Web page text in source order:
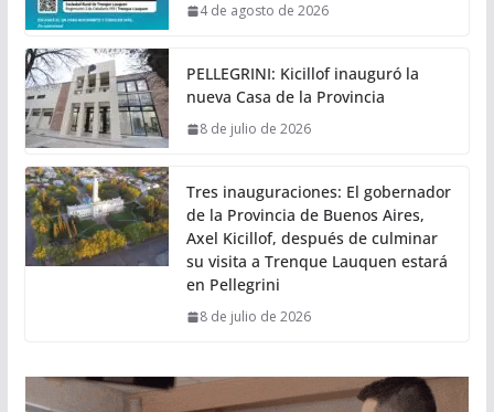
4 de agosto de 2026
PELLEGRINI: Kicillof inauguró la
nueva Casa de la Provincia
8 de julio de 2026
Tres inauguraciones: El gobernador
de la Provincia de Buenos Aires,
Axel Kicillof, después de culminar
su visita a Trenque Lauquen estará
en Pellegrini
8 de julio de 2026